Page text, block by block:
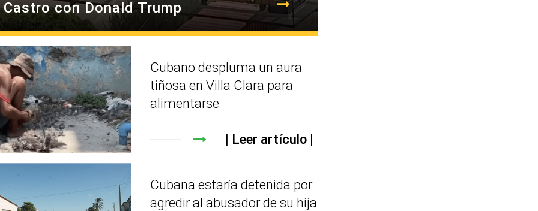
con Donald Trump
Cubano despluma un aura
tiñosa en Villa Clara para
alimentarse
Leer artículo
Cubana estaría detenida por
agredir al abusador de su hija